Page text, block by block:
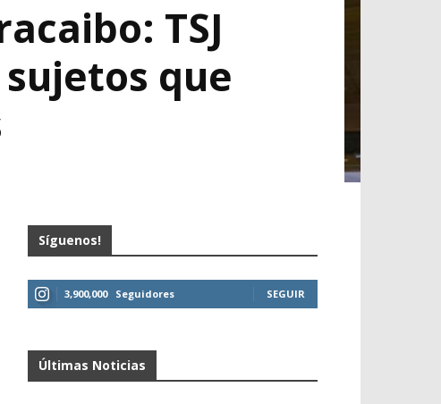
TSJ
que
Síguenos!
3,900,000 Seguidores SEGUIR
Últimas Noticias